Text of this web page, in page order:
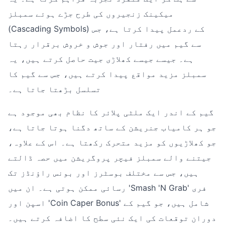
میکینک زنجیروں کی طرح جڑے ہوئے سمبلز
(Cascading Symbols) کے ردعمل پیدا کرتا ہے، جس
سے گیم میں رفتار اور جوش و خروش برقرار رہتا
ہے۔ جیسے جیسے کھلاڑی جیت حاصل کرتے ہیں، یہ
سمبلز مزید مواقع پیدا کرتے ہیں، جس سے گیم کا
تسلسل بڑھتا جاتا ہے۔
گیم کے اندر ایک ملٹی پلائر کا نظام بھی موجود ہے
جو ہر کامیاب جنریشن کے ساتھ دگنا ہوتا جاتا ہے،
جو کھلاڑیوں کو مزید متحرک رکھتا ہے۔ اس کے علاوہ،
جیتنے والے سمبلز فیچر پروگریشن میں حصہ ڈالتے
ہیں، جس سے مختلف بوسٹرز اور بونس راؤنڈز تک
رسائی ممکن ہوتی ہے۔ ان میں 'Smash 'N Grab' فری
اسپن اور 'Coin Caper Bonus' شامل ہیں، جو گیم کے
دوران توقعات کی ایک نئی سطح کا اضافہ کرتے ہیں۔